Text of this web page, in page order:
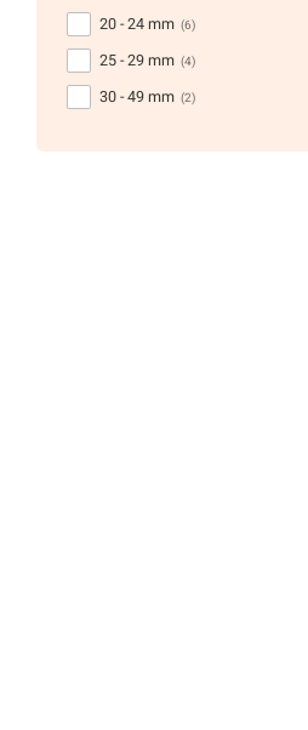
20 - 24 mm (6)
25 - 29 mm (4)
30 - 49 mm (2)